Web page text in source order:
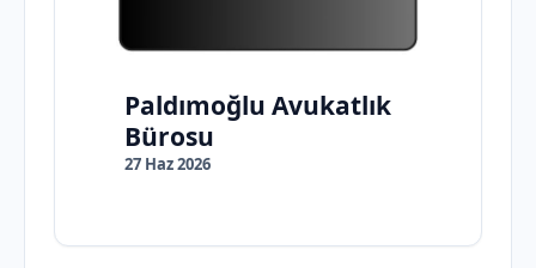
Paldımoğlu Avukatlık
Bürosu
27 Haz 2026